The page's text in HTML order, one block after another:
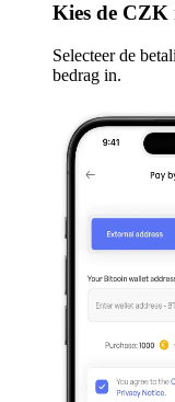
Kies de CZK
Selecteer de
bedrag in.